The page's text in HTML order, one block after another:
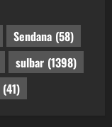
Sendana (58)
sulbar (1398)
(41)